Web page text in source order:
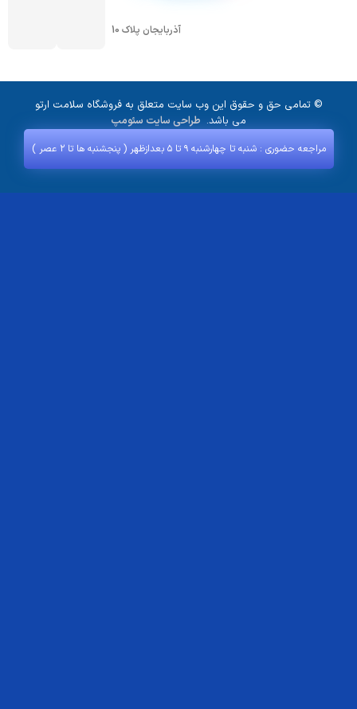
آذربایجان پلاک 10
© تمامی حق و حقوق این وب سایت متعلق به فروشگاه سلامت ارتو
می باشد. طراحی سایت سئومپ
مراجعه حضوری : شنبه تا چهارشنبه ۹ تا ۵ بعدازظهر ( پنجشنبه‌ ها تا ۲ عصر )